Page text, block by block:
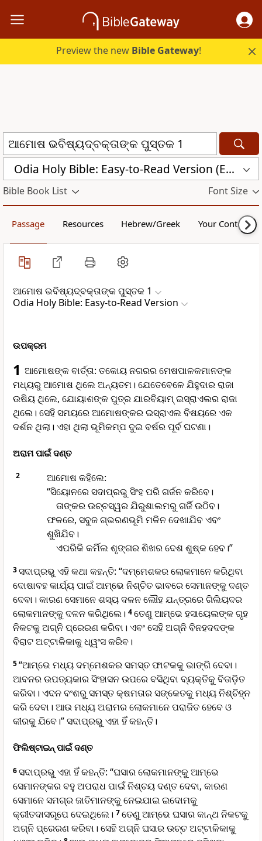
Preview the new Bible Gateway!
Odia Holy Bible: Easy-to-Read Version (ERV-OR)
Bible Book List Font Size
Passage Resources Hebrew/Greek Your Content
ଆମୋଷ ଭବିଷ୍ୟ‌ଦ୍‌ବକ୍ତାଙ୍କ ପୁସ୍ତକ 1
Odia Holy Bible: Easy-to-Read Version
ଉପକ୍ରମ
1 ଆମୋଷଙ୍କ ବାର୍ତ୍ତା: ତକୋୟ ନଗରର ମେଷପାଳକମାନଙ୍କ
ମଧ୍ୟରୁ ଆମୋଷ ଥିଲେ ଅନ୍ୟତମ। ଯେତେବେଳେ ଯିହୁଦାର ରାଜା
ଉଷିୟ ଥିଲେ, ଯୋୟାଶଙ୍କ ପୁତ୍ର ଯାରବିୟାମ୍ ଇସ୍ରାଏଲର ରାଜା
ଥିଲେ। ସେହି ସମୟରେ ଆମୋଷଙ୍କର ଇସ୍ରାଏଲ ବିଷୟରେ ଏକ
ଦର୍ଶନ ଥିଲା। ଏହା ଥିଲା ଭୂମିକମ୍ପ ଦୁଇ ବର୍ଷର ପୂର୍ବ ଘଟଣା।
ଅରାମ ପାଇଁ ଦଣ୍ତ
2
ଆମୋଷ କହିଲେ:
“ସିୟୋନରେ ସଦାପ୍ରଭୁ ସିଂହ ପରି ଗର୍ଜନ କରିବେ।
ତାଙ୍କର ଉଚ୍ଚସ୍ୱର ଯିରୁଶାଲମରୁ ଗର୍ଜି ଉଠିବ।
ଫଳରେ, ସବୁଜ ଗ୍ଭରଣଭୂମି ମଳିନ ଦେଖାଯିବ ଏବଂ
ଶୁଖିଯିବ।
ଏପରିକି କର୍ମିଲ ଶୃଙ୍ଗର ଶିଖର ଦେଶ ଶୁଷ୍କ ହେବ।”
3ସଦାପ୍ରଭୁ ଏହି କଥା କହନ୍ତି: “ଦମ୍ମେଶକର ଲୋକମାନେ କରିଥିବା
ଦୋଷାବହ କାର୍ଯ୍ୟ ପାଇଁ ଆମ୍ଭେ ନିଶ୍ଚିତ ଭାବରେ ସେମାନଙ୍କୁ ଦଣ୍ତ
ଦେବା। କାରଣ ସେମାନେ ଶସ୍ୟ ଦଳନ ଲୌହ ଯନ୍ତ୍ରରେ ଗିଲିୟଦର
ଲୋକମାନଙ୍କୁ ଦଳନ କରିଥିଲେ। 4ତେଣୁ ଆମ୍ଭେ ହସାୟେଲଙ୍କ ଗୃହ
ନିକଟକୁ ଅଗ୍ନି ପ୍ରେରଣ କରିବା। ଏବଂ ସେହି ଅଗ୍ନି ବିନହଦଦଙ୍କ
ବିରାଟ ଅଟ୍ଟାଳିକାକୁ ଧ୍ୱଂସ କରିବ।
5“ଆମ୍ଭେ ମଧ୍ୟ ଦମ୍ମେଶକର ସମସ୍ତ ଫାଟକକୁ ଭାଙ୍ଗି ଦେବା।
ଆବନର ଉପତ୍ୟକାର ସିଂହାସନ ଉପରେ ବସିଥିବା ବ୍ୟକ୍ତିକୁ ବିତାଡ଼ିତ
କରିବା। ଏଦନ ବଂଶରୁ ସମସ୍ତ କ୍ଷମତାର ସଙ୍କେତକୁ ମଧ୍ୟ ନିଶ୍ଚିହ୍ନ
କରି ଦେବା। ଆଉ ମଧ୍ୟ ଅରାମର ଲୋକମାନେ ପରାଜିତ ହେବେ ଓ
କୀରକୁ ଯିବେ।” ସଦାପ୍ରଭୁ ଏହା ହିଁ କହନ୍ତି।
ଫିଲିଷ୍ଟାଇନ୍ ପାଇଁ ଦଣ୍ତ
6ସଦାପ୍ରଭୁ ଏହା ହିଁ କହନ୍ତି: “ଘସାର ଲୋକମାନଙ୍କୁ ଆମ୍ଭେ
ସେମାନଙ୍କର ବହୁ ଅପରାଧ ପାଇଁ ନିଶ୍ଚୟ ଦଣ୍ତ ଦେବା, କାରଣ
ସେମାନେ ସମଗ୍ର ଜାତିମାନଙ୍କୁ ନେଇଯାଇ ଇଦୋମକୁ
କ୍ରୀତଦାସରୂପେ ଦେଇଥିଲେ। 7ତେଣୁ ଆମ୍ଭେ ଘସାର କାନ୍ଥ ନିକଟକୁ
ଅଗ୍ନି ପ୍ରେରଣ କରିବା। ସେହି ଅଗ୍ନି ଘସାର ଉଚ୍ଚ ଅଟ୍ଟାଳିକାକୁ